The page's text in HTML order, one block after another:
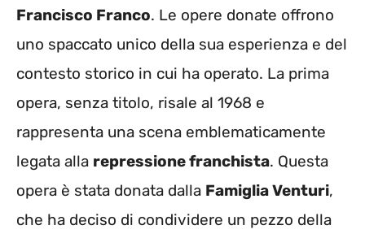
Francisco Franco. Le opere donate offrono
uno spaccato unico della sua esperienza e del
contesto storico in cui ha operato. La prima
opera, senza titolo, risale al 1968 e
rappresenta una scena emblematicamente
legata alla repressione franchista. Questa
opera è stata donata dalla Famiglia Venturi,
che ha deciso di condividere un pezzo della